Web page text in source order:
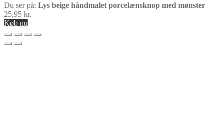
Du ser på: Lys beige håndmalet porcelænsknop med mønster
25,95 kr.
Køb nu